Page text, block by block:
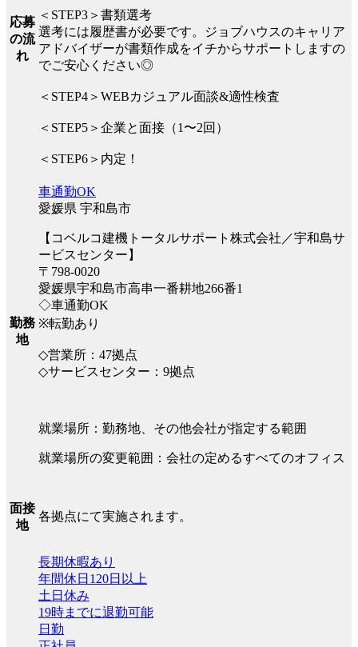
応募
の流
れ
＜STEP3＞書類選考
選考には履歴書が必要です。ジョブハウスのキャリア
アドバイザーが書類作成をイチからサポートしますの
でご安心ください◎
＜STEP4＞WEBカジュアル面談&適性検査
＜STEP5＞企業と面接（1〜2回）
＜STEP6＞内定！
勤務
地
車通勤OK
愛媛県 宇和島市
【コベルコ建機トータルサポート株式会社／宇和島サ
ービスセンター】
〒798-0020
愛媛県宇和島市高串一番耕地266番1
◇車通勤OK
※転勤あり
◇営業所：47拠点
◇サービスセンター：9拠点
就業場所：勤務地、その他会社が指定する範囲
就業場所の変更範囲：会社の定めるすべてのオフィス
面接
地
各拠点にて実施されます。
長期休暇あり
年間休日120日以上
土日休み
19時までに退勤可能
日勤